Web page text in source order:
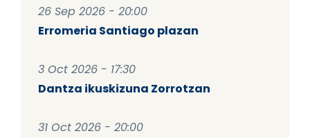
26 Sep 2026 - 20:00
Erromeria Santiago plazan
3 Oct 2026 - 17:30
Dantza ikuskizuna Zorrotzan
31 Oct 2026 - 20:00